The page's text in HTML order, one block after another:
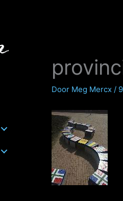
Door Meg Mercx /